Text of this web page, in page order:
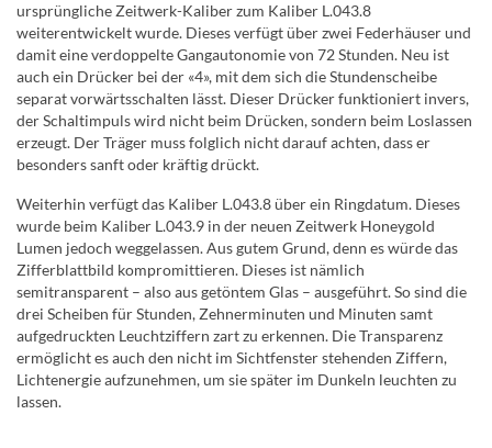
ursprüngliche Zeitwerk-Kaliber zum Kaliber L.043.8
weiterentwickelt wurde. Dieses verfügt über zwei Federhäuser und
damit eine verdoppelte Gangautonomie von 72 Stunden. Neu ist
auch ein Drücker bei der «4», mit dem sich die Stundenscheibe
separat vorwärtsschalten lässt. Dieser Drücker funktioniert invers,
der Schaltimpuls wird nicht beim Drücken, sondern beim Loslassen
erzeugt. Der Träger muss folglich nicht darauf achten, dass er
besonders sanft oder kräftig drückt.
Weiterhin verfügt das Kaliber L.043.8 über ein Ringdatum. Dieses
wurde beim Kaliber L.043.9 in der neuen Zeitwerk Honeygold
Lumen jedoch weggelassen. Aus gutem Grund, denn es würde das
Zifferblattbild kompromittieren. Dieses ist nämlich
semitransparent – also aus getöntem Glas – ausgeführt. So sind die
drei Scheiben für Stunden, Zehnerminuten und Minuten samt
aufgedruckten Leuchtziffern zart zu erkennen. Die Transparenz
ermöglicht es auch den nicht im Sichtfenster stehenden Ziffern,
Lichtenergie aufzunehmen, um sie später im Dunkeln leuchten zu
lassen.